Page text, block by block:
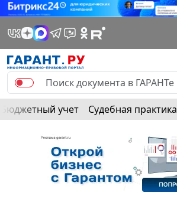
Бюджетный учет Судебная практика